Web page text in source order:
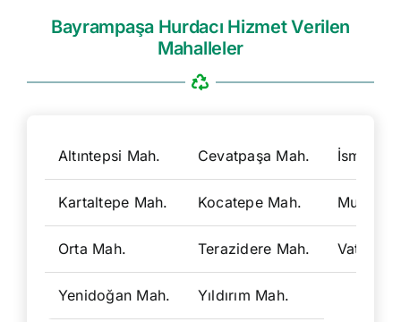
Bayrampaşa Hurdacı Hizmet Verilen
Mahalleler
Altıntepsi Mah. Cevatpaşa Mah. İsmet
Kartaltepe Mah. Kocatepe Mah.
Orta Mah. Terazidere Mah. Vatan
Yenidoğan Mah. Yıldırım Mah.